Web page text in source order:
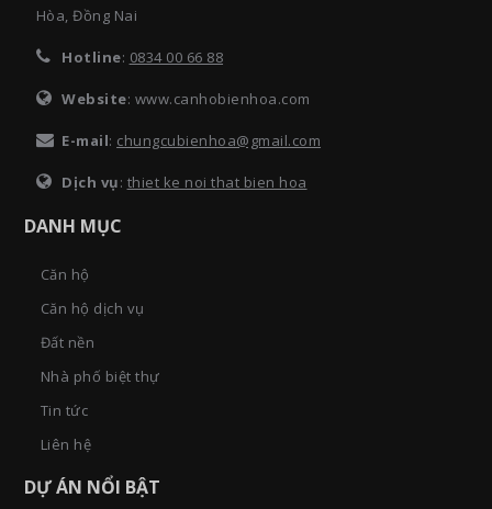
Hòa, Đồng Nai
Hotline: 0834 00 66 88
Website: www.canhobienhoa.com
E-mail: chungcubienhoa@gmail.com
Dịch vụ: thiet ke noi that bien hoa
DANH MỤC
Căn hộ
Căn hộ dịch vụ
Đất nền
Nhà phố biệt thự
Tin tức
Liên hệ
DỰ ÁN NỔI BẬT